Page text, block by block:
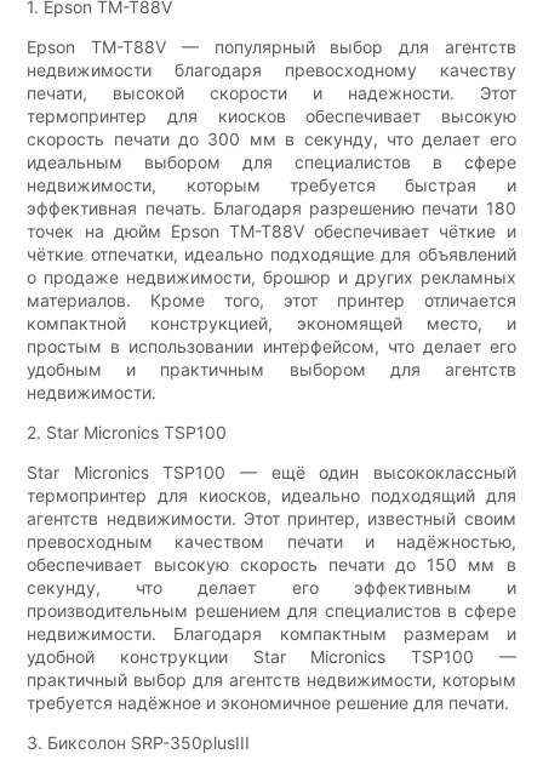
1. Epson TM-T88V
Epson TM-T88V — популярный выбор для агентств
недвижимости благодаря превосходному качеству
печати, высокой скорости и надежности. Этот
термопринтер для киосков обеспечивает высокую
скорость печати до 300 мм в секунду, что делает его
идеальным выбором для специалистов в сфере
недвижимости, которым требуется быстрая и
эффективная печать. Благодаря разрешению печати 180
точек на дюйм Epson TM-T88V обеспечивает чёткие и
чёткие отпечатки, идеально подходящие для объявлений
о продаже недвижимости, брошюр и других рекламных
материалов. Кроме того, этот принтер отличается
компактной конструкцией, экономящей место, и
простым в использовании интерфейсом, что делает его
удобным и практичным выбором для агентств
недвижимости.
2. Star Micronics TSP100
Star Micronics TSP100 — ещё один высококлассный
термопринтер для киосков, идеально подходящий для
агентств недвижимости. Этот принтер, известный своим
превосходным качеством печати и надёжностью,
обеспечивает высокую скорость печати до 150 мм в
секунду, что делает его эффективным и
производительным решением для специалистов в сфере
недвижимости. Благодаря компактным размерам и
удобной конструкции Star Micronics TSP100 —
практичный выбор для агентств недвижимости, которым
требуется надёжное и экономичное решение для печати.
3. Биксолон SRP-350plusIII